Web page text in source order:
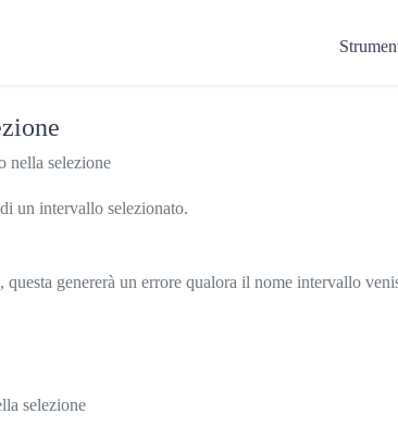
nella selezione
un intervallo selezionato.
genererà un errore qualora il nome intervallo
selezione